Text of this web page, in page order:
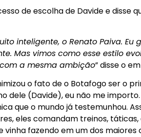
de escolha de Davide e disse
inteligente, o Renato Paiva. Eu
Mas vimos como esse estilo
a mesma ambição” disse o
o fato de o Botafogo ser o
dele (Davide), eu não me
que o mundo já testemunhou.
eles comandam treinos,
fazendo em um dos maiores